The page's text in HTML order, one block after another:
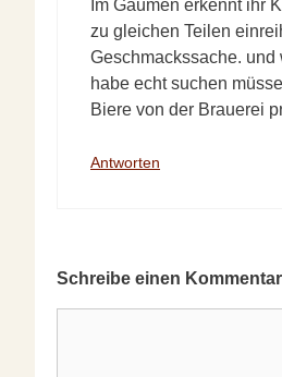
Im Gaumen erkennt ihr
zu gleichen Teilen
Geschmackssache.
habe echt suchen
Biere von der Brauerei
Antworten
Schreibe einen Kommentar